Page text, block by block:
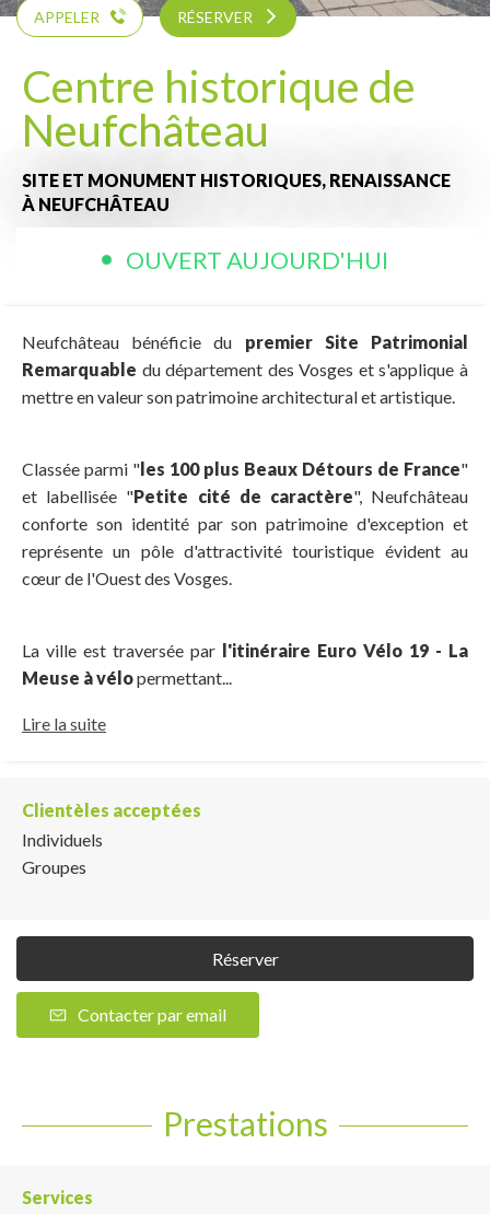
APPELER RÉSERVER
Centre historique de
Neufchâteau
SITE ET MONUMENT HISTORIQUES, RENAISSANCE
À NEUFCHÂTEAU
OUVERT AUJOURD'HUI
Neufchâteau bénéficie du premier Site Patrimonial
Remarquable du département des Vosges et s'applique à
mettre en valeur son patrimoine architectural et artistique.
Classée parmi "les 100 plus Beaux Détours de France"
et labellisée "Petite cité de caractère", Neufchâteau
conforte son identité par son patrimoine d'exception et
représente un pôle d'attractivité touristique évident au
cœur de l'Ouest des Vosges.
La ville est traversée par l'itinéraire Euro Vélo 19 - La
Meuse à vélopermettant...
Lire la suite
Clientèles acceptées
Individuels
Groupes
Réserver
Contacter par email
Prestations
Services